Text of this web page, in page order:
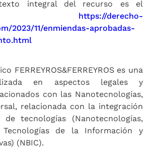
integral del recurso es el
https://derecho-
2023/11/enmiendas-aprobadas-
FERREYROS&FERREYROS es una
en aspectos legales y
con las Nanotecnologías,
relacionada con la integración
de tecnologías (Nanotecnologías,
Tecnologías de la Información y
(NBIC).